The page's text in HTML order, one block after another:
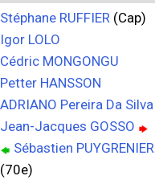
Stéphane RUFFIER (Cap)
Igor LOLO
Cédric MONGONGU
Petter HANSSON
ADRIANO Pereira Da Silva
Jean-Jacques GOSSO
Sébastien PUYGRENIER
(70e)